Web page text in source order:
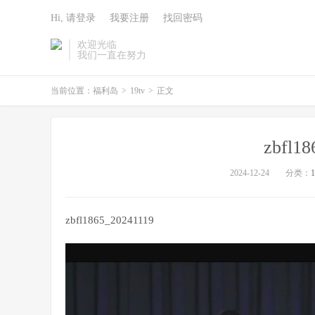
欢迎光临
我们一直在努力
Hi, 请登录 我要注册 找回密码
当前位置： 福利岛 > 19tv > 正文
2024-12-24 分类：
zbfl1865_20241119